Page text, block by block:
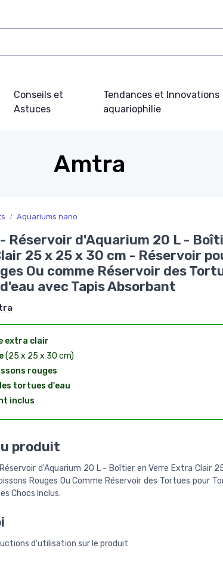
Conseils et
Astuces
Tendances et Innovations
aquariophilie
Amtra
Aquariums nano
Réservoir d'Aquarium 20 L -
25 x 25 x 30 cm - Réservoir
Ou comme Réservoir des
avec Tapis Absorbant
extra clair
(25 x 25 x 30 cm)
rouges
tortues d'eau
inclus
produit
d'Aquarium 20 L - Boîtier en Verre Extra Clair
Rouges Ou Comme Réservoir des Tortues pour
Chocs Inclus.
d'utilisation sur le produit